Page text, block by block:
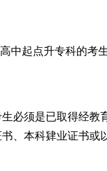
中起点升专科的考
必须是已取得经
、本科肄业证书或